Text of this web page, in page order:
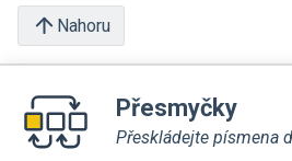
Nahoru
Přesmyčky
Přeskládejte písmena